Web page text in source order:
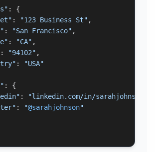
: {
: "123 Business St" ,
: "San Francisco" ,
: "CA" ,
: "94102" ,
:
"USA"
: {
: "linkedin.com/in/sarahjohnson"
: "@sarahjohnson"